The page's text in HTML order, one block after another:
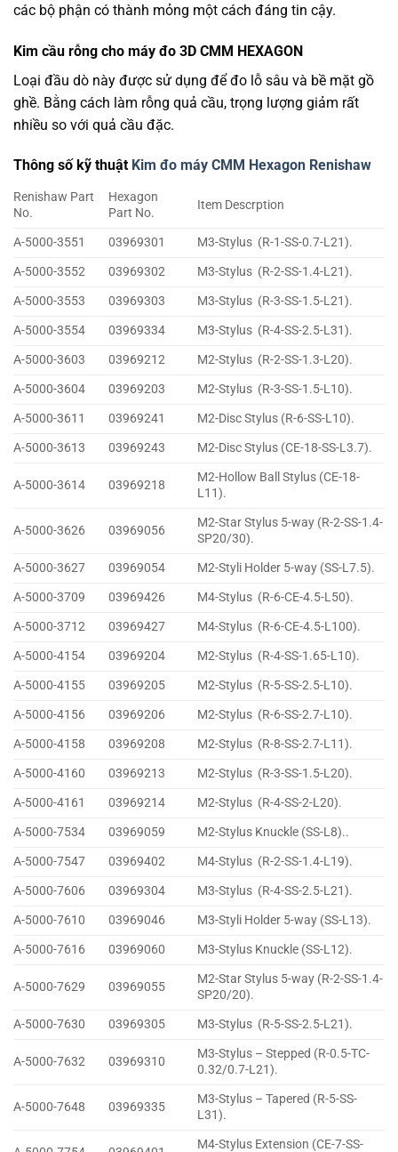
các bộ phận có thành mỏng một cách đáng tin cậy.
Kim cầu rỗng cho máy đo 3D CMM HEXAGON
Loại đầu dò này được sử dụng để đo lỗ sâu và bề mặt gồ
ghề. Bằng cách làm rỗng quả cầu, trọng lượng giảm rất
nhiều so với quả cầu đặc.
Thông số kỹ thuật Kim đo máy CMM Hexagon Renishaw
Renishaw Part
No.
Hexagon
Part No.
Item Descrption
A-5000-3551 03969301
M3-Stylus (R-1-SS-0.7-L21).
A-5000-3552
03969302
M3-Stylus (R-2-SS-1.4-L21).
A-5000-3553
03969303
M3-Stylus (R-3-SS-1.5-L21).
A-5000-3554
03969334
M3-Stylus (R-4-SS-2.5-L31).
A-5000-3603
03969212
M2-Stylus (R-2-SS-1.3-L20).
A-5000-3604
03969203
M2-Stylus (R-3-SS-1.5-L10).
A-5000-3611
03969241
M2-Disc Stylus (R-6-SS-L10).
A-5000-3613
03969243 M2-Disc Stylus (CE-18-SS-L3.7).
A-5000-3614 03969218
M2-Hollow Ball Stylus (CE-18-
L11).
A-5000-3626 03969056
M2-Star Stylus 5-way (R-2-SS-1.4-
SP20/30).
A-5000-3627
03969054
M2-Styli Holder 5-way (SS-L7.5).
A-5000-3709
03969426
M4-Stylus (R-6-CE-4.5-L50).
A-5000-3712
03969427
M4-Stylus (R-6-CE-4.5-L100).
A-5000-4154
03969204
M2-Stylus (R-4-SS-1.65-L10).
A-5000-4155
03969205
M2-Stylus (R-5-SS-2.5-L10).
A-5000-4156
03969206
M2-Stylus (R-6-SS-2.7-L10).
A-5000-4158
03969208
M2-Stylus (R-8-SS-2.7-L11).
A-5000-4160
03969213
M2-Stylus (R-3-SS-1.5-L20).
A-5000-4161
03969214
M2-Stylus (R-4-SS-2-L20).
A-5000-7534
03969059
M2-Stylus Knuckle (SS-L8)..
A-5000-7547
03969402
M4-Stylus (R-2-SS-1.4-L19).
A-5000-7606
03969304
M3-Stylus (R-4-SS-2.5-L21).
A-5000-7610
03969046
M3-Styli Holder 5-way (SS-L13).
A-5000-7616
03969060 M3-Stylus Knuckle (SS-L12).
A-5000-7629 03969055
M2-Star Stylus 5-way (R-2-SS-1.4-
SP20/20).
A-5000-7630
03969305 M3-Stylus (R-5-SS-2.5-L21).
A-5000-7632 03969310
M3-Stylus – Stepped (R-0.5-TC-
0.32/0.7-L21).
A-5000-7648 03969335
M3-Stylus – Tapered (R-5-SS-
L31).
M4-Stylus Extension (CE-7-SS-